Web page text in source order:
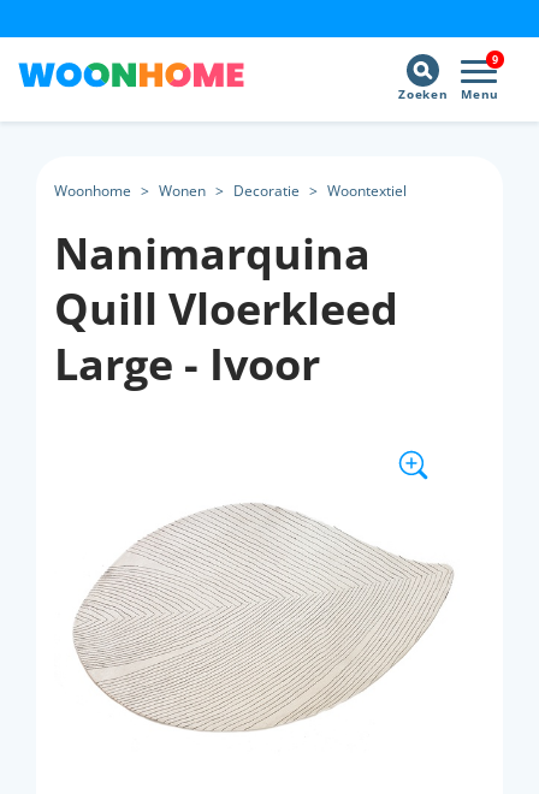
9
Menu
Zoeken
Woonhome > Wonen > Decoratie > Woontextiel
Nanimarquina
Quill Vloerkleed
Large - Ivoor